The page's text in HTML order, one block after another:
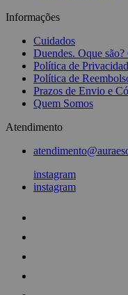
Informações
Cuidados
Duendes. Oque
Política de
Política de
Prazos de Envio e
Quem Somos
Atendimento
instagram
instagram